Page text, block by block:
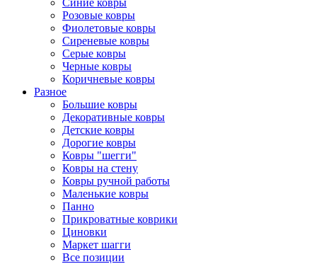
Синие ковры
Розовые ковры
Фиолетовые ковры
Сиреневые ковры
Серые ковры
Черные ковры
Коричневые ковры
Разное
Большие ковры
Декоративные ковры
Детские ковры
Дорогие ковры
Ковры "шегги"
Ковры на стену
Ковры ручной работы
Маленькие ковры
Панно
Прикроватные коврики
Циновки
Маркет шагги
Все позиции